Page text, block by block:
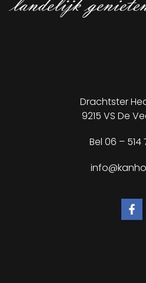
Drachtster
9215 VS De
Bel 06 – 514